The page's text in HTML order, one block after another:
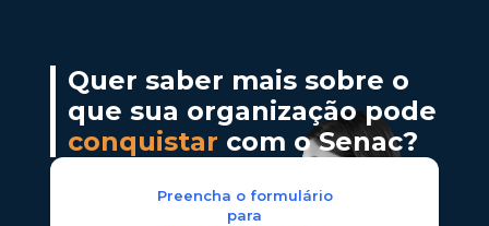
Quer saber mais sobre o
que sua organização pode
conquistar com o Senac?
Preencha o formulário
para